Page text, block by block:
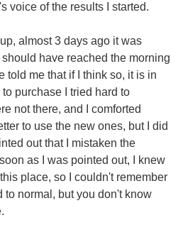
voice of the results I started.
almost 3 days ago it was
have reached the morning
told me that if I think so, it is in
purchase I tried hard to
not there, and I comforted
to use the new ones, but I did
out that I mistaken the
as I was pointed out, I knew
place, so I couldn't remember
to normal, but you don't know